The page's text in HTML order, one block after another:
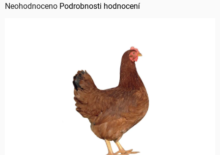
Průměrné
Neohodnoceno Podrobnosti hodnocení